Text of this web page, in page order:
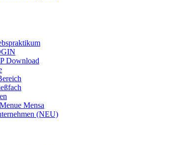
Download
Mensa
(NEU)